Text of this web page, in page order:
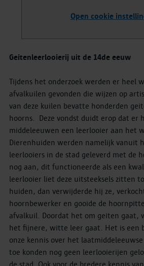
Open cookie
Geitenleerlooierij uit de 14de eeuw
Tijdens het onderzoek werden er heel
afvalkuilen gevonden die wijzen op
van deze kuilen bevatte honderden
hoorns. Deze vondst duidt erop dat er
middeleeuwen een leerlooier aan het
Dierenhuiden werden namelijk vanuit
leerlooiers in de stad geleverd met de
nog aan, dit functioneerde als een
leerlooier liet deze uitsteeksels zitten
huiden, dan verwijderde hij ze,
hoornbewerker en gooide de
afvalkuil. Doordat het om geiten gaat,
het fijnere, witte leer gaat. Het is een
onze kennis over het
toe konden nog geen leerlooierijen